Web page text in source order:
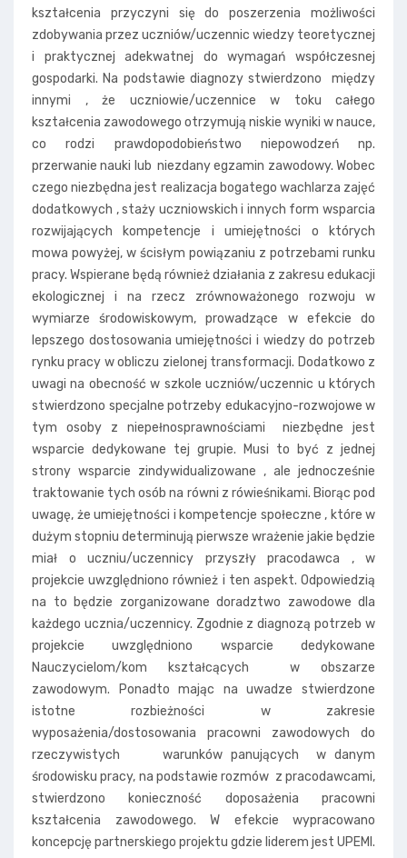
kształcenia przyczyni się do poszerzenia możliwości
zdobywania przez uczniów/uczennic wiedzy teoretycznej
i praktycznej adekwatnej do wymagań współczesnej
gospodarki. Na podstawie diagnozy stwierdzono między
innymi , że uczniowie/uczennice w toku całego
kształcenia zawodowego otrzymują niskie wyniki w nauce,
co rodzi prawdopodobieństwo niepowodzeń np.
przerwanie nauki lub niezdany egzamin zawodowy. Wobec
czego niezbędna jest realizacja bogatego wachlarza zajęć
dodatkowych , staży uczniowskich i innych form wsparcia
rozwijających kompetencje i umiejętności o których
mowa powyżej, w ścisłym powiązaniu z potrzebami runku
pracy. Wspierane będą również działania z zakresu edukacji
ekologicznej i na rzecz zrównoważonego rozwoju w
wymiarze środowiskowym, prowadzące w efekcie do
lepszego dostosowania umiejętności i wiedzy do potrzeb
rynku pracy w obliczu zielonej transformacji. Dodatkowo z
uwagi na obecność w szkole uczniów/uczennic u których
stwierdzono specjalne potrzeby edukacyjno-rozwojowe w
tym osoby z niepełnosprawnościami niezbędne jest
wsparcie dedykowane tej grupie. Musi to być z jednej
strony wsparcie zindywidualizowane , ale jednocześnie
traktowanie tych osób na równi z rówieśnikami. Biorąc pod
uwagę, że umiejętności i kompetencje społeczne , które w
dużym stopniu determinują pierwsze wrażenie jakie będzie
miał o uczniu/uczennicy przyszły pracodawca , w
projekcie uwzględniono również i ten aspekt. Odpowiedzią
na to będzie zorganizowane doradztwo zawodowe dla
każdego ucznia/uczennicy. Zgodnie z diagnozą potrzeb w
projekcie uwzględniono wsparcie dedykowane
Nauczycielom/kom kształcących w obszarze
zawodowym. Ponadto mając na uwadze stwierdzone
istotne rozbieżności w zakresie
wyposażenia/dostosowania pracowni zawodowych do
rzeczywistych warunków panujących w danym
środowisku pracy, na podstawie rozmów z pracodawcami,
stwierdzono konieczność doposażenia pracowni
kształcenia zawodowego. W efekcie wypracowano
koncepcję partnerskiego projektu gdzie liderem jest UPEMI.